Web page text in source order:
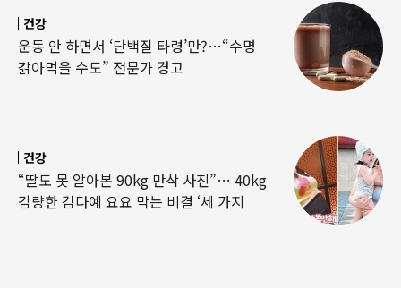
건강
운동 안 하면서 ‘단백질 타령’만?…“수명
갉아먹을 수도” 전문가 경고
건강
“딸도 못 알아본 90kg 만삭 사진”… 40kg
감량한 김다예 요요 막는 비결 ‘세 가지